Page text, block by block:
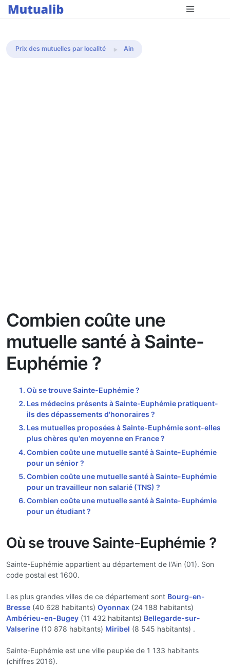
Comparer les mutuelles
Prix des mutuelles par localité Ain
Combien coûte une
mutuelle santé à Sainte-
Euphémie ?
Où se trouve Sainte-Euphémie ?
Les médecins présents à Sainte-Euphémie pratiquent-
ils des dépassements d'honoraires ?
Les mutuelles proposées à Sainte-Euphémie sont-elles
plus chères qu'en moyenne en France ?
Combien coûte une mutuelle santé à Sainte-Euphémie
pour un sénior ?
Combien coûte une mutuelle santé à Sainte-Euphémie
pour un travailleur non salarié (TNS) ?
Combien coûte une mutuelle santé à Sainte-Euphémie
pour un étudiant ?
Où se trouve Sainte-Euphémie ?
Sainte-Euphémie appartient au département de l'Ain (01). Son
code postal est 1600.
Les plus grandes villes de ce département sont Bourg-en-
Bresse (40 628 habitants) Oyonnax (24 188 habitants)
Ambérieu-en-Bugey (11 432 habitants) Bellegarde-sur-
Valserine (10 878 habitants) Miribel (8 545 habitants) .
Sainte-Euphémie est une ville peuplée de 1 133 habitants
(chiffres 2016).